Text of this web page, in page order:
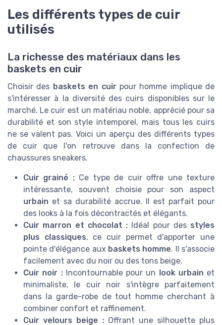
Les différents types de cuir
utilisés
La richesse des matériaux dans les
baskets en cuir
Choisir des baskets en cuirpour homme implique de
s'intéresser à la diversité des cuirs disponibles sur le
marché. Le cuir est un matériau noble, apprécié pour sa
durabilité et son style intemporel, mais tous les cuirs
ne se valent pas. Voici un aperçu des différents types
de cuir que l'on retrouve dans la confection de
chaussures sneakers.
Cuir grainé :Ce type de cuir offre une texture
intéressante, souvent choisie pour son aspect
urbain et sa durabilité accrue. Il est parfait pour
des looks à la fois décontractés et élégants.
Cuir marron et chocolat : Idéal pour des styles
plus classiques, ce cuir permet d'apporter une
pointe d'élégance aux baskets homme. Il s'associe
facilement avec du noir ou des tons beige.
Cuir noir :Incontournable pour un look urbain et
minimaliste, le cuir noir s'intègre parfaitement
dans la garde-robe de tout homme cherchant à
combiner confort et raffinement.
Cuir velours beige : Offrant une silhouette plus